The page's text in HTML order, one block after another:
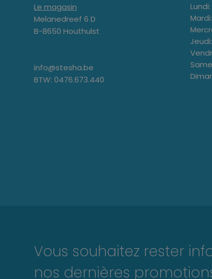
Le magasin
Melanedreef 6 D
B-8650 Houthulst
info@stesha.be
BTW: 0476.673.440
Lundi:
Mardi:
Jeudi:
Vous souhaitez rester
nos dernières